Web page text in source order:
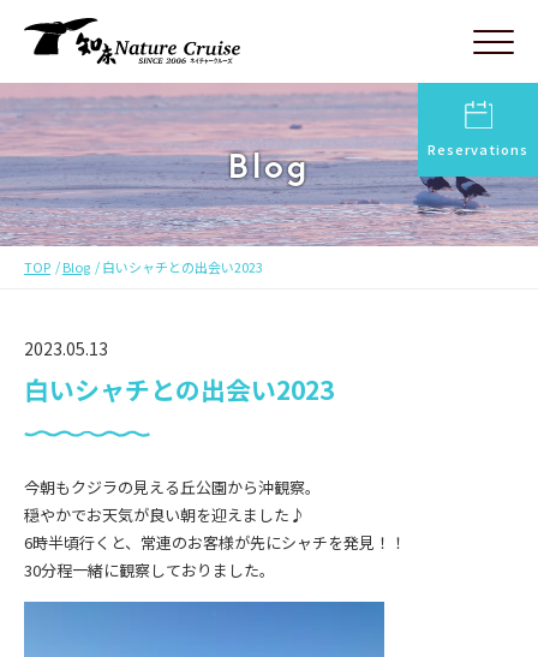
Reservations
Blog
TOP Blog 白いシャチとの出会い2023
2023.05.13
白いシャチとの出会い2023
今朝もクジラの見える丘公園から沖観察。
穏やかでお天気が良い朝を迎えました♪
6時半頃行くと、常連のお客様が先にシャチを発見！！
30分程一緒に観察しておりました。